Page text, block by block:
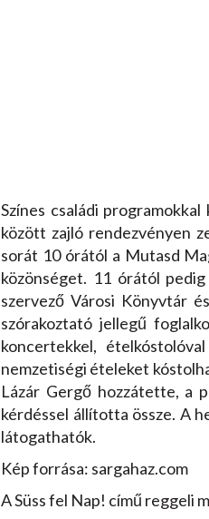
Színes családi
között zajló rendezvényen
sorát 10 órától a Mutasd
közönséget. 11 órától
szervező Városi Könyvtár
szórakoztató jellegű
koncertekkel,
nemzetiségi ételeket
Lázár Gergő hozzátette, a
kérdéssel állította össze. A
látogathatók.
Kép forrása: sargahaz.com
A Süss fel Nap! című reggeli